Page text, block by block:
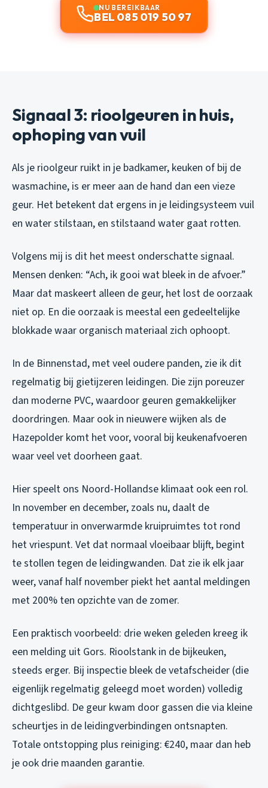
NU BEREIKBAAR
BEL 085 019 50 97
Signaal 3: rioolgeuren in huis,
ophoping van vuil
Als je rioolgeur ruikt in je badkamer, keuken of bij de
wasmachine, is er meer aan de hand dan een vieze
geur. Het betekent dat ergens in je leidingsysteem vuil
en water stilstaan, en stilstaand water gaat rotten.
Volgens mij is dit het meest onderschatte signaal.
Mensen denken: “Ach, ik gooi wat bleek in de afvoer.”
Maar dat maskeert alleen de geur, het lost de oorzaak
niet op. En die oorzaak is meestal een gedeeltelijke
blokkade waar organisch materiaal zich ophoopt.
In de Binnenstad, met veel oudere panden, zie ik dit
regelmatig bij gietijzeren leidingen. Die zijn poreuzer
dan moderne PVC, waardoor geuren gemakkelijker
doordringen. Maar ook in nieuwere wijken als de
Hazepolder komt het voor, vooral bij keukenafvoeren
waar veel vet doorheen gaat.
Hier speelt ons Noord-Hollandse klimaat ook een rol.
In november en december, zoals nu, daalt de
temperatuur in onverwarmde kruipruimtes tot rond
het vriespunt. Vet dat normaal vloeibaar blijft, begint
te stollen tegen de leidingwanden. Dat zie ik elk jaar
weer, vanaf half november piekt het aantal meldingen
met 200% ten opzichte van de zomer.
Een praktisch voorbeeld: drie weken geleden kreeg ik
een melding uit Gors. Rioolstank in de bijkeuken,
steeds erger. Bij inspectie bleek de vetafscheider (die
eigenlijk regelmatig geleegd moet worden) volledig
dichtgeslibd. De geur kwam door gassen die via kleine
scheurtjes in de leidingverbindingen ontsnapten.
Totale ontstopping plus reiniging: €240, maar dan heb
je ook drie maanden garantie.